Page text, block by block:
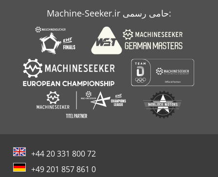
Machine-Seeker.ir حامی رسمی:
+44 20 331 800 72
+49 201 857 861 0